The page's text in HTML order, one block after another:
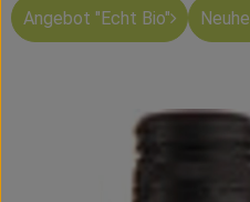
Mahlitzscher Produkte
Obst & Gemüse
Angebot "Echt Bio"